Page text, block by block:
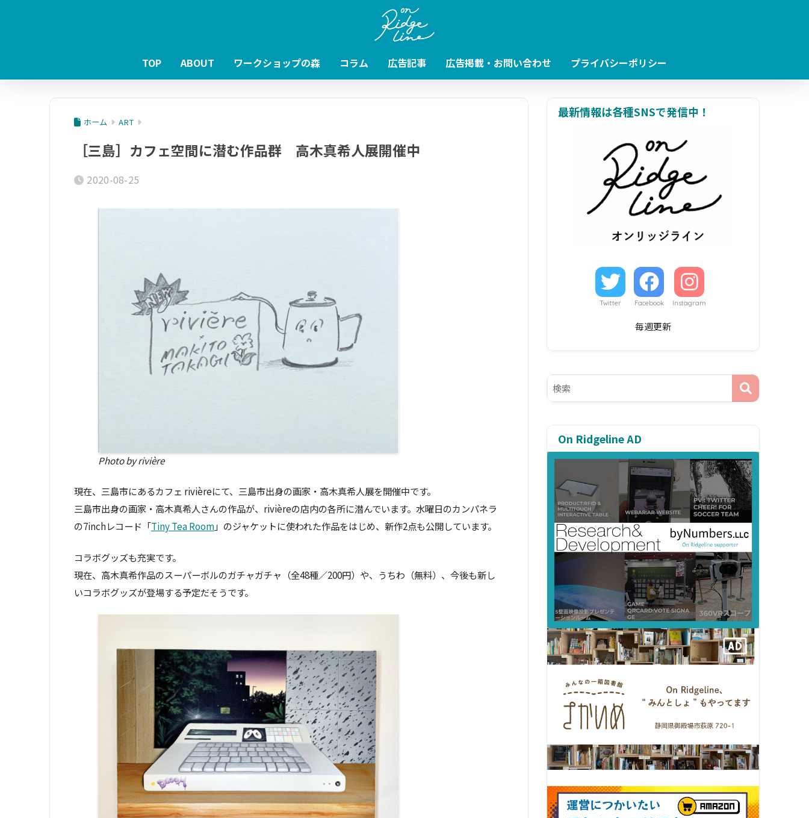
TOP ABOUT ワークショップの森 コラム 広告記事 広告掲載・お問い合わせ プライバシーポリシー
ホーム ART
［三島］カフェ空間に潜む作品群 高木真希人展開催中
2020-08-25
Photo by rivière
現在、三島市にあるカフェ rivièreにて、三島市出身の画家・高木真希人展を開催中です。
三島市出身の画家・高木真希人さんの作品が、rivièreの店内の各所に潜んでいます。水曜日のカンパネラ
の7inchレコード「Tiny Tea Room」のジャケットに使われた作品をはじめ、新作2点も公開しています。
コラボグッズも充実です。
現在、高木真希作品のスーパーボルのガチャガチャ（全48種／200円）や、うちわ（無料）、今後も新し
いコラボグッズが登場する予定だそうです。
最新情報は各種SNSで発信中！
Twitter Facebook Instagram
毎週更新
On Ridgeline AD